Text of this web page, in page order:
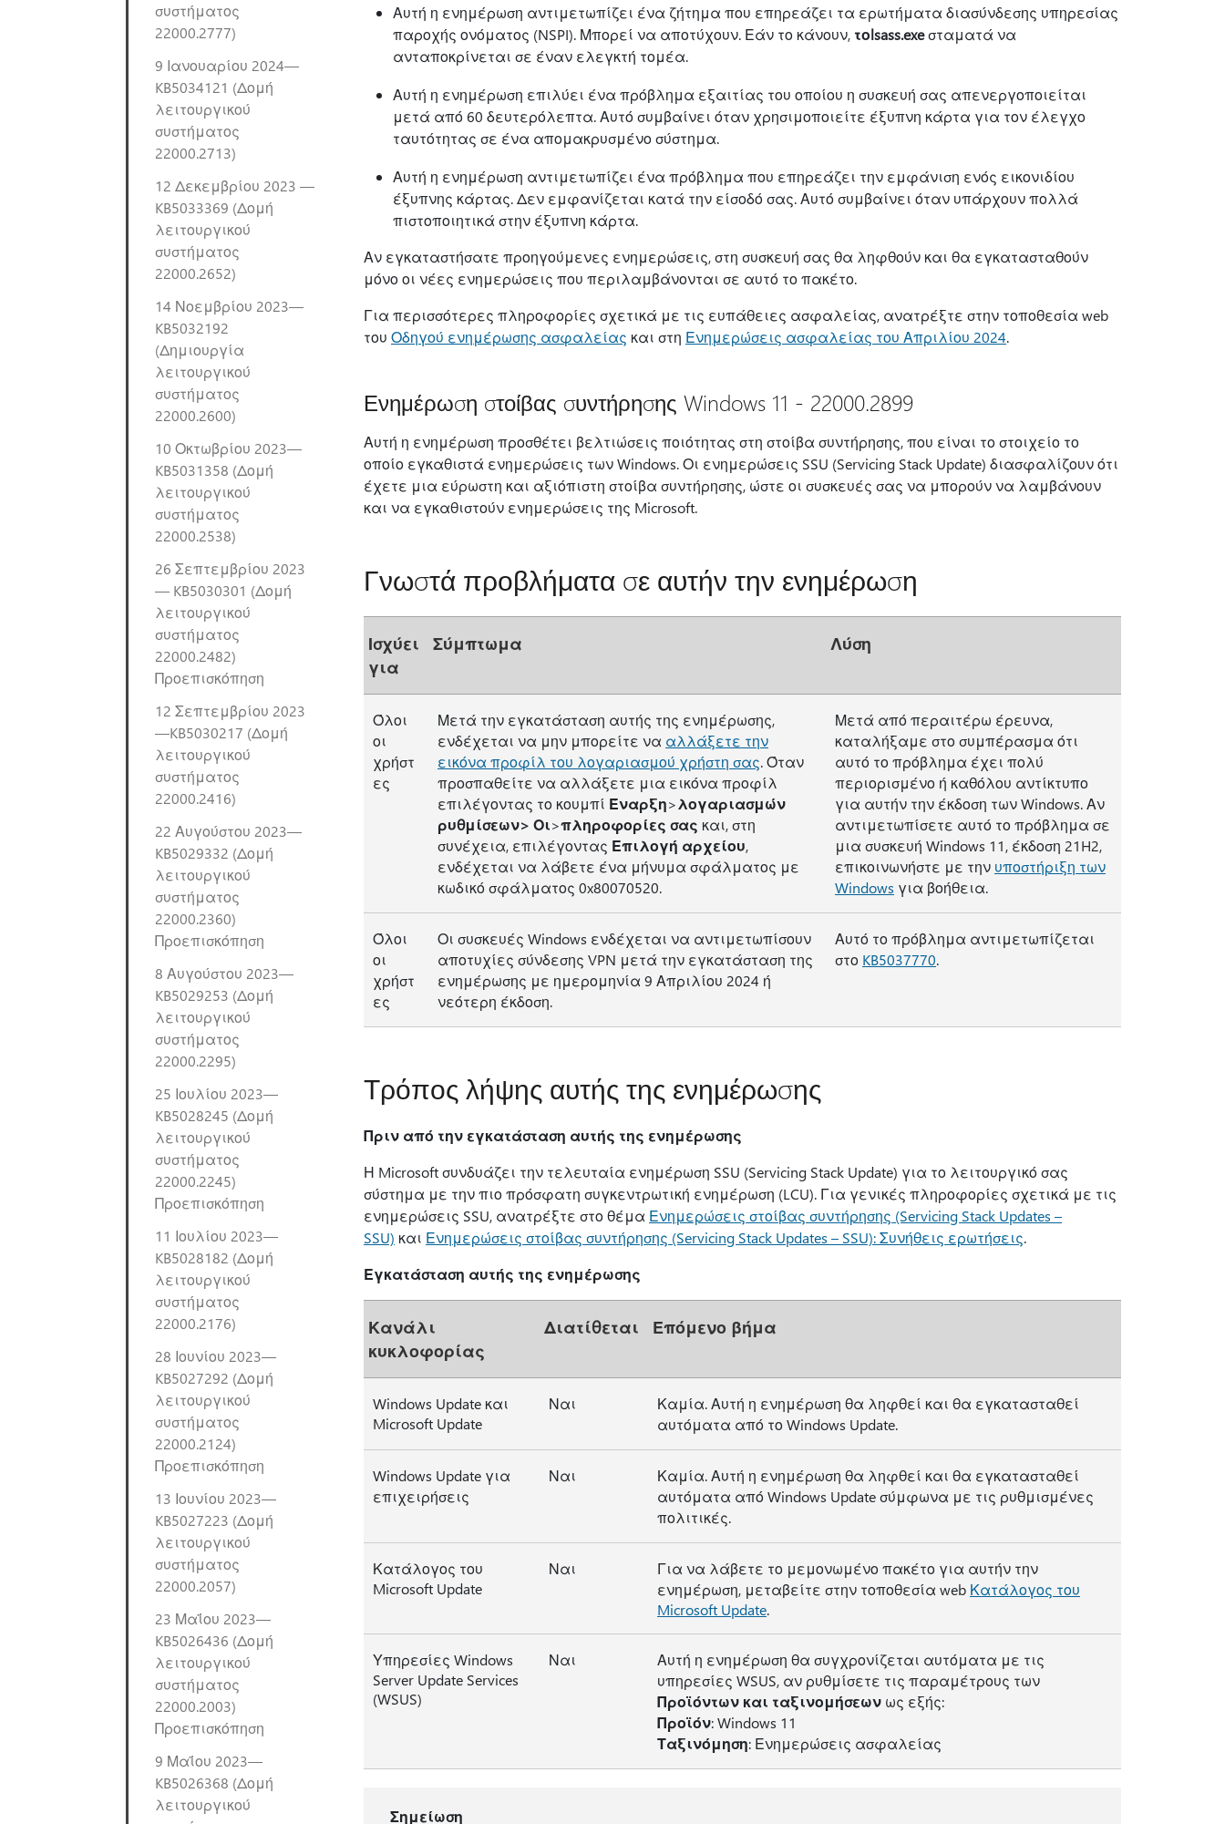
συστήματος
22000.2777)
9 Ιανουαρίου 2024—
KB5034121 (Δομή
λειτουργικού
συστήματος
22000.2713)
12 Δεκεμβρίου 2023 —
KB5033369 (Δομή
λειτουργικού
συστήματος
22000.2652)
14 Νοεμβρίου 2023—
KB5032192
(Δημιουργία
λειτουργικού
συστήματος
22000.2600)
10 Οκτωβρίου 2023—
KB5031358 (Δομή
λειτουργικού
συστήματος
22000.2538)
26 Σεπτεμβρίου 2023
— KB5030301 (Δομή
λειτουργικού
συστήματος
22000.2482)
Προεπισκόπηση
12 Σεπτεμβρίου 2023
—KB5030217 (Δομή
λειτουργικού
συστήματος
22000.2416)
22 Αυγούστου 2023—
KB5029332 (Δομή
λειτουργικού
συστήματος
22000.2360)
Προεπισκόπηση
8 Αυγούστου 2023—
KB5029253 (Δομή
λειτουργικού
συστήματος
22000.2295)
25 Ιουλίου 2023—
KB5028245 (Δομή
λειτουργικού
συστήματος
22000.2245)
Προεπισκόπηση
11 Ιουλίου 2023—
KB5028182 (Δομή
λειτουργικού
συστήματος
22000.2176)
28 Ιουνίου 2023—
KB5027292 (Δομή
λειτουργικού
συστήματος
22000.2124)
Προεπισκόπηση
13 Ιουνίου 2023—
KB5027223 (Δομή
λειτουργικού
συστήματος
22000.2057)
23 Μαΐου 2023—
KB5026436 (Δομή
λειτουργικού
συστήματος
22000.2003)
Προεπισκόπηση
9 Μαΐου 2023—
KB5026368 (Δομή
λειτουργικού
Αυτή η ενημέρωση αντιμετωπίζει ένα ζήτημα που επηρεάζει τα ερωτήματα διασύνδεσης υπηρεσίας
παροχής ονόματος (NSPI). Μπορεί να αποτύχουν. Εάν το κάνουν, τοlsass.exeσταματά να
ανταποκρίνεται σε έναν ελεγκτή τομέα.
Αυτή η ενημέρωση επιλύει ένα πρόβλημα εξαιτίας του οποίου η συσκευή σας απενεργοποιείται
μετά από 60 δευτερόλεπτα. Αυτό συμβαίνει όταν χρησιμοποιείτε έξυπνη κάρτα για τον έλεγχο
ταυτότητας σε ένα απομακρυσμένο σύστημα.
Αυτή η ενημέρωση αντιμετωπίζει ένα πρόβλημα που επηρεάζει την εμφάνιση ενός εικονιδίου
έξυπνης κάρτας. Δεν εμφανίζεται κατά την είσοδό σας. Αυτό συμβαίνει όταν υπάρχουν πολλά
πιστοποιητικά στην έξυπνη κάρτα.
Αν εγκαταστήσατε προηγούμενες ενημερώσεις, στη συσκευή σας θα ληφθούν και θα εγκατασταθούν
μόνο οι νέες ενημερώσεις που περιλαμβάνονται σε αυτό το πακέτο.
Για περισσότερες πληροφορίες σχετικά με τις ευπάθειες ασφαλείας, ανατρέξτε στην τοποθεσία web
του Οδηγού ενημέρωσης ασφαλείας και στη Ενημερώσεις ασφαλείας του Απριλίου 2024.
Ενημέρωση στοίβας συντήρησης Windows 11 - 22000.2899
Αυτή η ενημέρωση προσθέτει βελτιώσεις ποιότητας στη στοίβα συντήρησης, που είναι το στοιχείο το
οποίο εγκαθιστά ενημερώσεις των Windows. Οι ενημερώσεις SSU (Servicing Stack Update) διασφαλίζουν ότι
έχετε μια εύρωστη και αξιόπιστη στοίβα συντήρησης, ώστε οι συσκευές σας να μπορούν να λαμβάνουν
και να εγκαθιστούν ενημερώσεις της Microsoft.
Γνωστά προβλήματα σε αυτήν την ενημέρωση
Ισχύει
για
Σύμπτωμα Λύση
Όλοι
οι
χρήστ
ες
Μετά την εγκατάσταση αυτής της ενημέρωσης,
ενδέχεται να μην μπορείτε να αλλάξετε την
εικόνα προφίλ του λογαριασμού χρήστη σας. Όταν
προσπαθείτε να αλλάξετε μια εικόνα προφίλ
επιλέγοντας το κουμπί Έναρξη>λογαριασμών
ρυθμίσεων> Οι>πληροφορίες σας και, στη
συνέχεια, επιλέγοντας Επιλογή αρχείου,
ενδέχεται να λάβετε ένα μήνυμα σφάλματος με
κωδικό σφάλματος 0x80070520.
Μετά από περαιτέρω έρευνα,
καταλήξαμε στο συμπέρασμα ότι
αυτό το πρόβλημα έχει πολύ
περιορισμένο ή καθόλου αντίκτυπο
για αυτήν την έκδοση των Windows. Αν
αντιμετωπίσετε αυτό το πρόβλημα σε
μια συσκευή Windows 11, έκδοση 21H2,
επικοινωνήστε με την υποστήριξη των
Windows για βοήθεια.
Όλοι
οι
χρήστ
ες
Οι συσκευές Windows ενδέχεται να αντιμετωπίσουν
αποτυχίες σύνδεσης VPN μετά την εγκατάσταση της
ενημέρωσης με ημερομηνία 9 Απριλίου 2024 ή
νεότερη έκδοση.
Αυτό το πρόβλημα αντιμετωπίζεται
στο KB5037770.
Τρόπος λήψης αυτής της ενημέρωσης
Πριν από την εγκατάσταση αυτής της ενημέρωσης
Η Microsoft συνδυάζει την τελευταία ενημέρωση SSU (Servicing Stack Update) για το λειτουργικό σας
σύστημα με την πιο πρόσφατη συγκεντρωτική ενημέρωση (LCU). Για γενικές πληροφορίες σχετικά με τις
ενημερώσεις SSU, ανατρέξτε στο θέμα Ενημερώσεις στοίβας συντήρησης (Servicing Stack Updates –
SSU) και Ενημερώσεις στοίβας συντήρησης (Servicing Stack Updates – SSU): Συνήθεις ερωτήσεις.
Εγκατάσταση αυτής της ενημέρωσης
Κανάλι
κυκλοφορίας
Διατίθεται Επόμενο βήμα
Windows Update και
Microsoft Update
Ναι
Καμία. Αυτή η ενημέρωση θα ληφθεί και θα εγκατασταθεί
αυτόματα από το Windows Update.
Windows Update για
επιχειρήσεις
Ναι
Καμία. Αυτή η ενημέρωση θα ληφθεί και θα εγκατασταθεί
αυτόματα από Windows Update σύμφωνα με τις ρυθμισμένες
πολιτικές.
Κατάλογος του
Microsoft Update
Ναι
Για να λάβετε το μεμονωμένο πακέτο για αυτήν την
ενημέρωση, μεταβείτε στην τοποθεσία web Κατάλογος του
Microsoft Update.
Υπηρεσίες Windows
Server Update Services
(WSUS)
Ναι
Αυτή η ενημέρωση θα συγχρονίζεται αυτόματα με τις
υπηρεσίες WSUS, αν ρυθμίσετε τις παραμέτρους των
Προϊόντων και ταξινομήσεων ως εξής:
Προϊόν: Windows 11
Ταξινόμηση: Ενημερώσεις ασφαλείας
Σημείωση